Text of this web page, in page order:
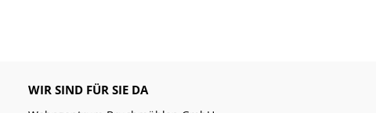
WIR SIND FÜR SIE DA